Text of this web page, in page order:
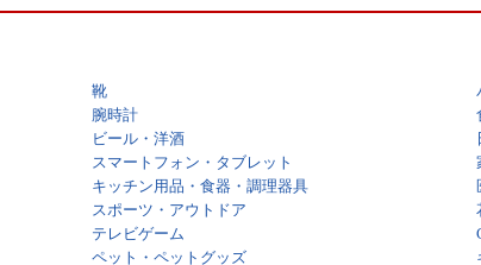
靴
腕時計
ビール・洋酒
スマートフォン・タブレット
キッチン用品・食器・調理器具
スポーツ・アウトドア
テレビゲーム
ペット・ペットグッズ